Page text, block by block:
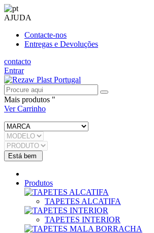
AJUDA
Contacte-nos
Entregas e Devoluções
contacto
Entrar
Mais produtos "
Ver Carrinho
Produtos
TAPETES ALCATIFA
TAPETES INTERIOR